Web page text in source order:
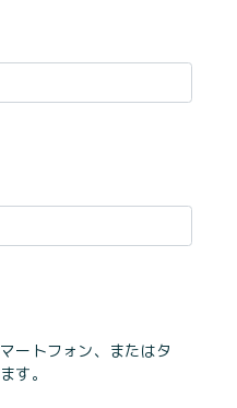
ートフォン、またはタ
す。